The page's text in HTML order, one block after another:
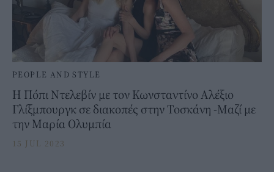
PEOPLE AND STYLE
Η Πόπι Ντελεβίν με τον Κωνσταντίνο Αλέξιο
Γλίξμπουργκ σε διακοπές στην Τοσκάνη -Μαζί με
την Μαρία Ολυμπία
15 JUL 2023